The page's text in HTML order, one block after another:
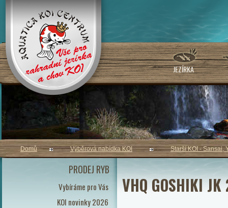
JEZÍRKA
PRODEJ RYB
Vybíráme pro Vás
KOI novinky 2026
Domů Výběrová nabídka KOI Starší KOI - Sansai,
VHQ GOSHIKI